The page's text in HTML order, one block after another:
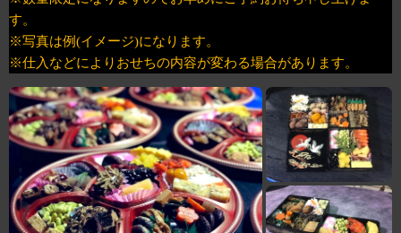
す。
※写真は例(イメージ)になります。
※仕入などによりおせちの内容が変わる場合があります。